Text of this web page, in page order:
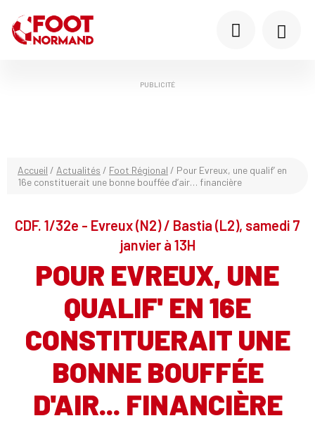
PUBLICITÉ
Accueil / Actualités / Foot Régional / Pour Evreux, une qualif’ en
16e constituerait une bonne bouffée d’air… financière
CDF. 1/32e - Evreux (N2) / Bastia (L2), samedi 7
janvier à 13H
POUR EVREUX, UNE
QUALIF' EN 16E
CONSTITUERAIT UNE
BONNE BOUFFÉE
D'AIR... FINANCIÈRE